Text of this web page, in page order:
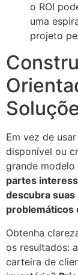
o ROI
uma
projeto
Em vez de
disponível ou
grande modelo
partes
descubra
problemáticos
Obtenha
os resultados:
carteira de